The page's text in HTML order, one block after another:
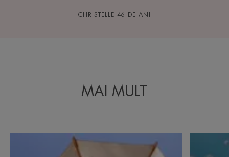
CHRISTELLE 46 DE ANI
MAI MULT